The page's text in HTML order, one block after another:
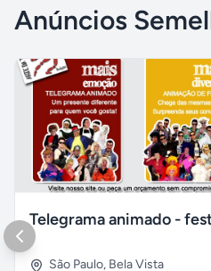
Anúncios
São Paulo, Bela Vista